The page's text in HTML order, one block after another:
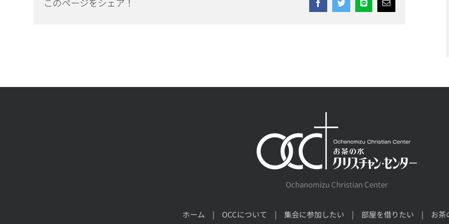
FacebookTwitterLine Email
Ochanomizu Christian Center
ホーム OCCについて 集会に参加したい 部屋を借りたい お茶